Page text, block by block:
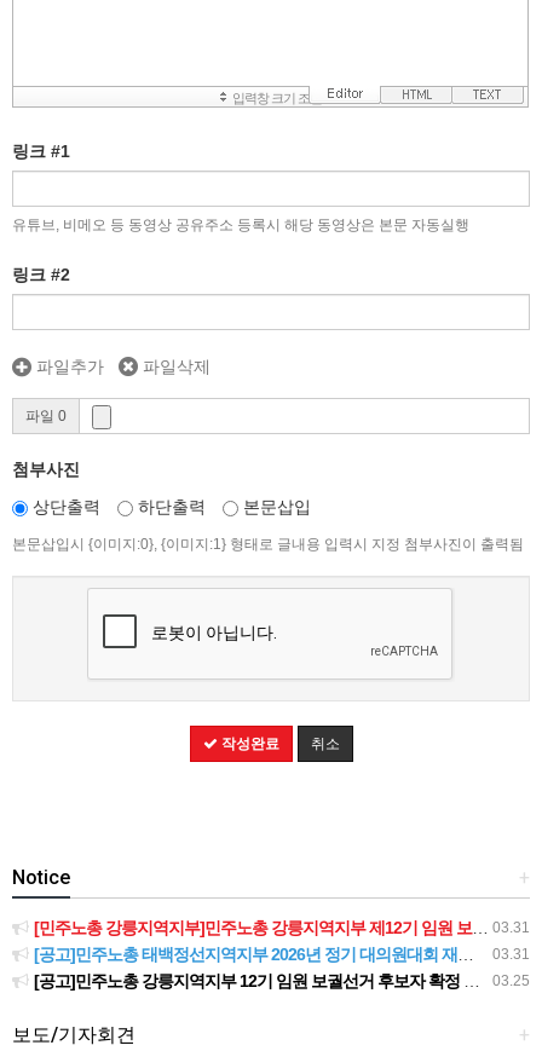
링크 #1
유튜브, 비메오 등 동영상 공유주소 등록시 해당 동영상은 본문 자동실행
링크 #2
파일추가 파일삭제
파일 0
첨부사진
상단출력
하단출력 본문삽입
본문삽입시 {이미지:0}, {이미지:1} 형태로 글내용 입력시 지정 첨부사진이 출력됨
작성완료 취소
+
Notice
03.31
[민주노총 강릉지역지부]민주노총 강릉지역지부 제12기 임원 보궐선거결과 공고
03.31
[공고]민주노총 태백정선지역지부 2026년 정기 대의원대회 재소집 건
03.25
[공고]민주노총 강릉지역지부 12기 임원 보궐선거 후보자 확정 공고
+
보도/기자회견